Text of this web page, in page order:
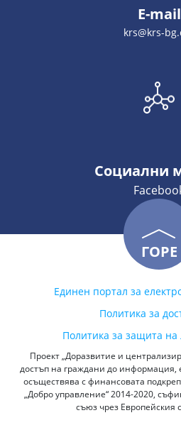
E-mail
krs@krs-
Социални
ГОРЕ
Единен портал за
Политика за
Политика за защита
Проект „Доразвитие и
достъп на граждани до информация,
осъществява с финансовата
„Добро управление“ 2014-2020,
съюз чрез Европейския